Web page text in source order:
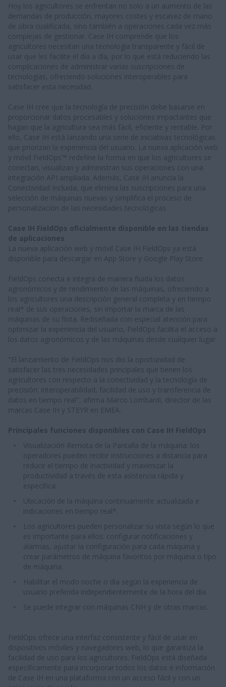
Hoy los agricultores se enfrentan no solo a un aumento de las
demandas de producción, mayores costes y escasez de mano
de obra cualificada, sino también a operaciones cada vez más
complejas de gestionar. Case IH comprende que los
agricultores necesitan una tecnología transparente y fácil de
usar que les facilite el día a día, por lo que está reduciendo las
complicaciones de administrar varias suscripciones de
tecnologías, ofreciendo soluciones interoperables para
satisfacer esta necesidad.
Case IH cree que la tecnología de precisión debe basarse en
proporcionar datos procesables y soluciones impactantes que
hagan que la agricultura sea más fácil, eficiente y rentable. Por
ello, Case IH está lanzando una serie de iniciativas tecnológicas
que priorizan la experiencia del usuario. La nueva aplicación web
y móvil FieldOps™ redefine la forma en que los agricultores se
conectan, visualizan y administran sus operaciones con una
integración API ampliada. Además, Case IH anuncia la
Conectividad Incluida, que elimina las suscripciones para una
selección de máquinas nuevas y simplifica el proceso de
personalización de las necesidades tecnológicas.
Case IH FieldOps oficialmente disponible en las tiendas
de aplicaciones
La nueva aplicación web y móvil Case IH FieldOps ya está
disponible para descargar en App Store y Google Play Store.
FieldOps conecta e integra de manera fluida los datos
agronómicos y de rendimiento de las máquinas, ofreciendo a
los agricultores una descripción general completa y en tiempo
real* de sus operaciones, sin importar la marca de las
máquinas de su flota. Rediseñada con especial atención para
optimizar la experiencia del usuario, FieldOps facilita el acceso a
los datos agronómicos y de las máquinas desde cualquier lugar.
"El lanzamiento de FieldOps nos dio la oportunidad de
satisfacer las tres necesidades principales que tienen los
agricultores con respecto a la conectividad y la tecnología de
precisión: interoperabilidad, facilidad de uso y transferencia de
datos en tiempo real", afirma Marco Lombardi, director de las
marcas Case IH y STEYR en EMEA.
Principales funciones disponibles con Case IH FieldOps
Visualización Remota de la Pantalla de la máquina: los
operadores pueden recibir instrucciones a distancia para
reducir el tiempo de inactividad y maximizar la
productividad a través de esta asistencia rápida y
específica.
Ubicación de la máquina continuamente actualizada e
indicaciones en tiempo real*.
Los agricultores pueden personalizar su vista según lo que
es importante para ellos: configurar notificaciones y
alarmas, ajustar la configuración para cada máquina y
crear parámetros de máquina favoritos por máquina o tipo
de máquina.
Habilitar el modo noche o día según la experiencia de
usuario preferida independientemente de la hora del día.
Se puede integrar con máquinas CNH y de otras marcas.
FieldOps ofrece una interfaz consistente y fácil de usar en
dispositivos móviles y navegadores web, lo que garantiza la
facilidad de uso para los agricultores. FieldOps está diseñada
específicamente para incorporar todos los datos e información
de Case IH en una plataforma con un acceso fácil y con un